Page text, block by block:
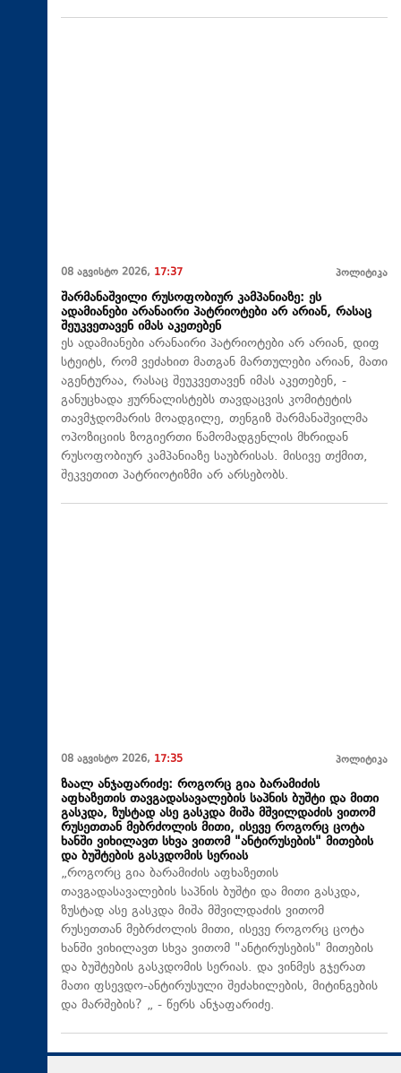
08 აგვისტო 2026, 17:37 პოლიტიკა
შარმანაშვილი რუსოფობიურ კამპანიაზე: ეს
ადამიანები არანაირი პატრიოტები არ არიან, რასაც
შეუკვეთავენ იმას აკეთებენ
ეს ადამიანები არანაირი პატრიოტები არ არიან, დიფ
სტეიტს, რომ ვეძახით მათგან მართულები არიან, მათი
აგენტურაა, რასაც შეუკვეთავენ იმას აკეთებენ, -
განუცხადა ჟურნალისტებს თავდაცვის კომიტეტის
თავმჯდომარის მოადგილე, თენგიზ შარმანაშვილმა
ოპოზიციის ზოგიერთი წამომადგენლის მხრიდან
რუსოფობიურ კამპანიაზე საუბრისას. მისივე თქმით,
შეკვეთით პატრიოტიზმი არ არსებობს.
08 აგვისტო 2026, 17:35 პოლიტიკა
ზაალ ანჯაფარიძე: როგორც გია ბარამიძის
აფხაზეთის თავგადასავალების საპნის ბუშტი და მითი
გასკდა, ზუსტად ასე გასკდა მიშა მშვილდაძის ვითომ
რუსეთთან მებრძოლის მითი, ისევე როგორც ცოტა
ხანში ვიხილავთ სხვა ვითომ "ანტირუსების" მითების
და ბუშტების გასკდომის სერიას
„როგორც გია ბარამიძის აფხაზეთის
თავგადასავალების საპნის ბუშტი და მითი გასკდა,
ზუსტად ასე გასკდა მიშა მშვილდაძის ვითომ
რუსეთთან მებრძოლის მითი, ისევე როგორც ცოტა
ხანში ვიხილავთ სხვა ვითომ "ანტირუსების" მითების
და ბუშტების გასკდომის სერიას. და ვინმეს გჯერათ
მათი ფსევდო-ანტირუსული შეძახილების, მიტინგების
და მარშების? „ - წერს ანჯაფარიძე.